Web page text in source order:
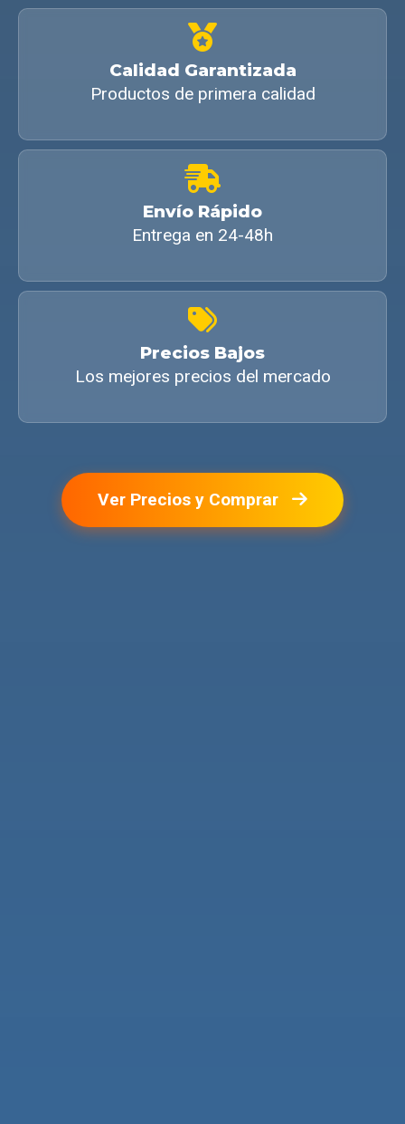
Calidad Garantizada
Productos de primera calidad
Envío Rápido
Entrega en 24-48h
Precios Bajos
Los mejores precios del mercado
Ver Precios y Comprar